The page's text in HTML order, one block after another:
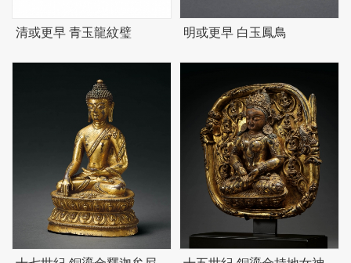
清或更早 青玉龍紋璧 明或更早 白玉鳳鳥